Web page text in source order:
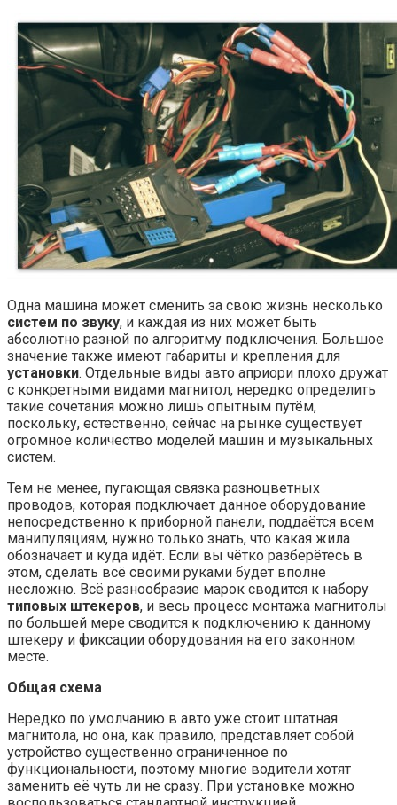
Одна машина может сменить за свою жизнь несколько
систем по звуку, и каждая из них может быть
абсолютно разной по алгоритму подключения. Большое
значение также имеют габариты и крепления для
установки. Отдельные виды авто априори плохо дружат
с конкретными видами магнитол, нередко определить
такие сочетания можно лишь опытным путём,
поскольку, естественно, сейчас на рынке существует
огромное количество моделей машин и музыкальных
систем.
Тем не менее, пугающая связка разноцветных
проводов, которая подключает данное оборудование
непосредственно к приборной панели, поддаётся всем
манипуляциям, нужно только знать, что какая жила
обозначает и куда идёт. Если вы чётко разберётесь в
этом, сделать всё своими руками будет вполне
несложно. Всё разнообразие марок сводится к набору
типовых штекеров, и весь процесс монтажа магнитолы
по большей мере сводится к подключению к данному
штекеру и фиксации оборудования на его законном
месте.
Общая схема
Нередко по умолчанию в авто уже стоит штатная
магнитола, но она, как правило, представляет собой
устройство существенно ограниченное по
функциональности, поэтому многие водители хотят
заменить её чуть ли не сразу. При установке можно